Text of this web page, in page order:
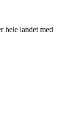
hele landet med